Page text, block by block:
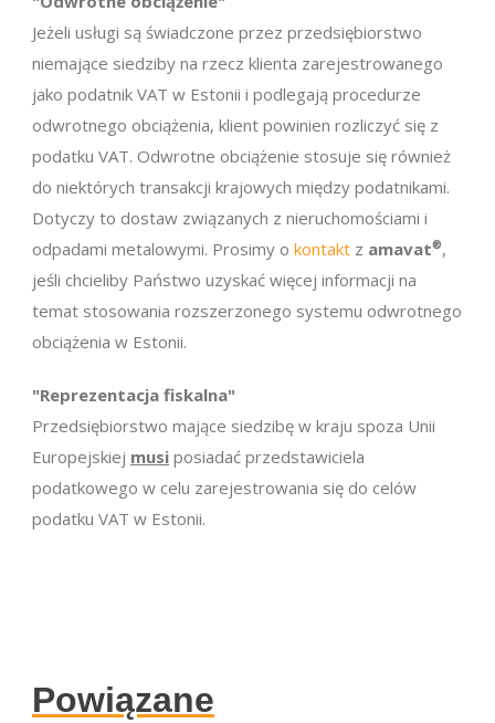
Jeżeli usługi są świadczone przez przedsiębiorstwo
niemające siedziby na rzecz klienta zarejestrowanego
jako podatnik VAT w Estonii i podlegają procedurze
odwrotnego obciążenia, klient powinien rozliczyć się z
podatku VAT. Odwrotne obciążenie stosuje się również
do niektórych transakcji krajowych między podatnikami.
Dotyczy to dostaw związanych z nieruchomościami i
odpadami metalowymi. Prosimy o kontakt z amavat®,
jeśli chcieliby Państwo uzyskać więcej informacji na
temat stosowania rozszerzonego systemu odwrotnego
obciążenia w Estonii.
"Reprezentacja fiskalna"
Przedsiębiorstwo mające siedzibę w kraju spoza Unii
Europejskiej musi posiadać przedstawiciela
podatkowego w celu zarejestrowania się do celów
podatku VAT w Estonii.
Powiązane